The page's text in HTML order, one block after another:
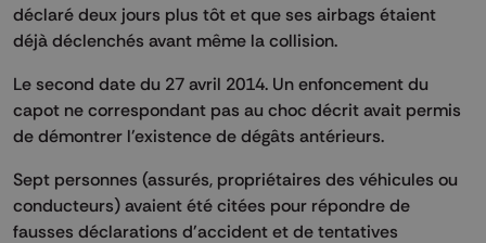
déclaré deux jours plus tôt et que ses airbags étaient
déjà déclenchés avant même la collision.
Le second date du 27 avril 2014. Un enfoncement du
capot ne correspondant pas au choc décrit avait permis
de démontrer l'existence de dégâts antérieurs.
Sept personnes (assurés, propriétaires des véhicules ou
conducteurs) avaient été citées pour répondre de
fausses déclarations d'accident et de tentatives